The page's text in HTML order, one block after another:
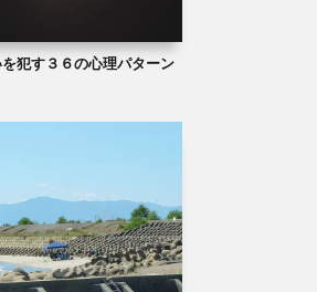
犯す３６の心理パターン